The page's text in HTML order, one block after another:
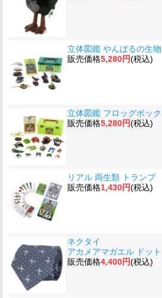
立体図鑑 やんばるの生
販売価格5,280円(税込)
立体図鑑 フロッグボック
販売価格5,280円(税込)
リアル 両生類 トランプ
販売価格1,430円(税込)
ネクタイ
アカメアマガエル ドッ
販売価格4,400円(税込)